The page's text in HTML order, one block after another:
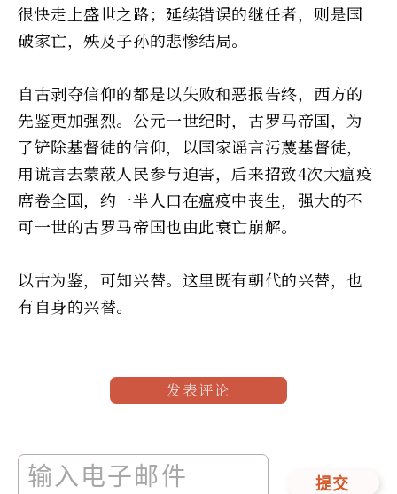
很快走上盛世之路；延续错误的继任者，则是国
破家亡，殃及子孙的悲惨结局。
自古剥夺信仰的都是以失败和恶报告终，西方的
先鉴更加强烈。公元一世纪时，古罗马帝国，为
了铲除基督徒的信仰，以国家谣言污蔑基督徒，
用谎言去蒙蔽人民参与迫害，后来招致4次大瘟疫
席卷全国，约一半人口在瘟疫中丧生，强大的不
可一世的古罗马帝国也由此衰亡崩解。
以古为鉴，可知兴替。这里既有朝代的兴替，也
有自身的兴替。
发表评论
提交